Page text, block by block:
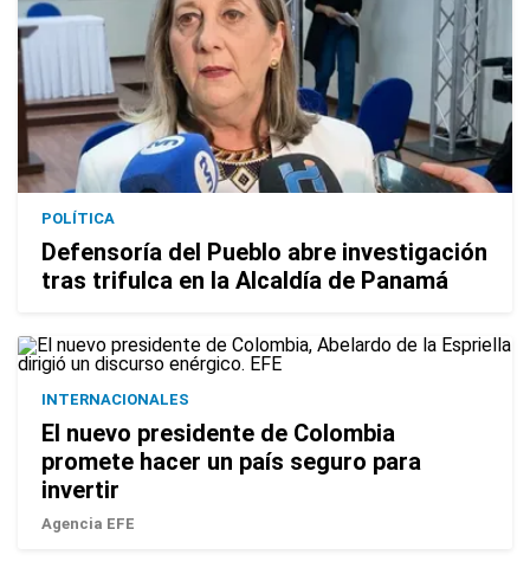
POLÍTICA
Defensoría del Pueblo abre investigación
tras trifulca en la Alcaldía de Panamá
INTERNACIONALES
El nuevo presidente de Colombia
promete hacer un país seguro para
invertir
Agencia EFE